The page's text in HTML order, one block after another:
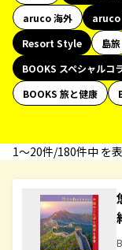
aruco 海外
aruco
Resort Style
島旅
BOOKS スペシャルコ
BOOKS 旅と健康
1〜20件/180件中 を